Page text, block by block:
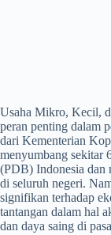
Usaha Mikro, Kecil,
peran penting dalam
dari Kementerian
menyumbang sekitar
(PDB) Indonesia dan
di seluruh negeri.
signifikan terhadap
tantangan dalam hal
dan daya saing di